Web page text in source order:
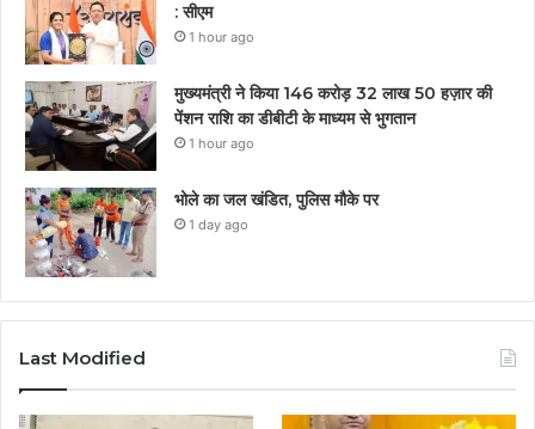
: सीएम
1 hour ago
मुख्यमंत्री ने किया 146 करोड़ 32 लाख 50 हज़ार की
पेंशन राशि का डीबीटी के माध्यम से भुगतान
1 hour ago
भोले का जल खंडित, पुलिस मौके पर
1 day ago
Last Modified